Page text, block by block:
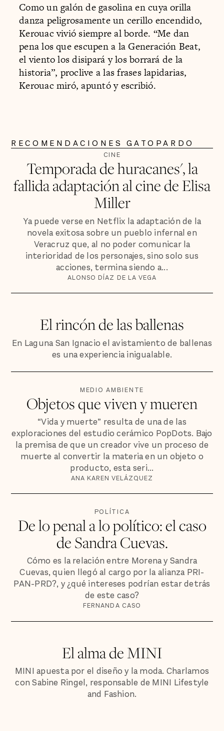
Como un galón de gasolina en cuya orilla
danza peligrosamente un cerillo encendido,
Kerouac vivió siempre al borde. “Me dan
pena los que escupen a la Generación Beat,
el viento los disipará y los borrará de la
historia”, proclive a las frases lapidarias,
Kerouac miró, apuntó y escribió.
RECOMENDACIONES GATOPARDO
CINE
Temporada de huracanes', la
fallida adaptación al cine de Elisa
Miller
Ya puede verse en Netflix la adaptación de la
novela exitosa sobre un pueblo infernal en
Veracruz que, al no poder comunicar la
interioridad de los personajes, sino solo sus
acciones, termina siendo a...
ALONSO DÍAZ DE LA VEGA
El rincón de las ballenas
En Laguna San Ignacio el avistamiento de ballenas
es una experiencia inigualable.
MEDIO AMBIENTE
Objetos que viven y mueren
“Vida y muerte” resulta de una de las
exploraciones del estudio cerámico PopDots. Bajo
la premisa de que un creador vive un proceso de
muerte al convertir la materia en un objeto o
producto, esta seri...
ANA KAREN VELÁZQUEZ
POLÍTICA
De lo penal a lo político: el caso
de Sandra Cuevas.
Cómo es la relación entre Morena y Sandra
Cuevas, quien llegó al cargo por la alianza PRI-
PAN-PRD?, y ¿qué intereses podrían estar detrás
de este caso?
FERNANDA CASO
El alma de MINI
MINI apuesta por el diseño y la moda. Charlamos
con Sabine Ringel, responsable de MINI Lifestyle
and Fashion.